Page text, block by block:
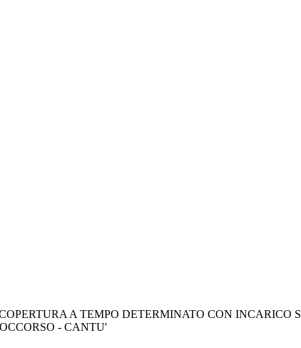
A TEMPO DETERMINATO CON
- CANTU'